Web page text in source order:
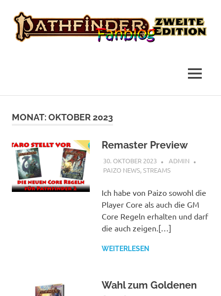
Inhalt
MENÜ
MONAT:OKTOBER 2023
Remaster Preview
30. OKTOBER 2023
ADMIN
PAIZO NEWS,STREAMS
Ich habe von Paizo sowohl die
Player Core als auch die GM
Core Regeln erhalten und darf
die auch zeigen.[…]
WEITERLESEN
Wahl zum Goldenen